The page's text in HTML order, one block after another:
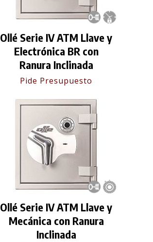
Ollé Serie IV ATM Llave y
Electrónica BR con
Ranura Inclinada
Pide Presupuesto
Ollé Serie IV ATM Llave y
Mecánica con Ranura
Inclinada